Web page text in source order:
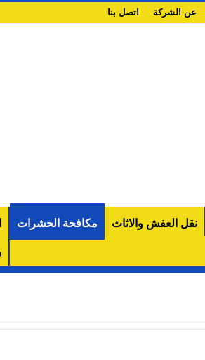
عن الشركة اتصل بنا
نقل العفش والاثاث مكافحة الحشرات